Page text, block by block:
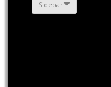
Sidebar